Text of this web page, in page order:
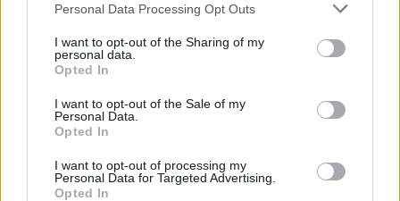
Personal Data Processing Opt Outs
I want to opt-out of the Sharing of my
personal data.
Opted In
I want to opt-out of the Sale of my
Personal Data.
Opted In
I want to opt-out of processing my
Personal Data for Targeted Advertising.
Opted In
tételt árverezett el, és sok ezer kép szerepelt a Galéria
tulajdonosa több mint 30 éves szakmai tapasztalattal
rendelkezik. Elkötelezetten dolgozik a magyar festészet hazai
történetét újraíró albumaival alapvetően változtatta meg a
magyar vizuális művészetről addig kialakult képet.
GALÉRIA TOVÁBBI MŰTÁRGYAI